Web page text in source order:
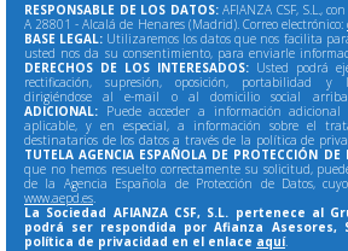
RESPONSABLE DE LOS DATOS:AFIANZA CSF, S.L.,
A 28801 - Alcalá de Henares (Madrid). Correo electrónico:
BASE LEGAL: Utilizaremos los datos que nos facilita
usted nos da su consentimiento, para enviarle
DERECHOS DE LOS INTERESADOS: Usted podrá
rectificación, supresión, oposición, portabilidad
dirigiéndose al e-mail o al domicilio social
ADICIONAL: Puede acceder a información
aplicable, y en especial, a información sobre el
destinatarios de los datos a través de la política de
TUTELA AGENCIA ESPAÑOLA DE PROTECCIÓN DE
que no hemos resuelto correctamente su solicitud,
de la Agencia Española de Protección de Datos,
www.aepd.es.
La Sociedad AFIANZA CSF, S.L. pertenece al
podrá ser respondida por Afianza Asesores,
política de privacidad en el enlace aquí.